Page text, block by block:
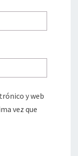
y web
vez que